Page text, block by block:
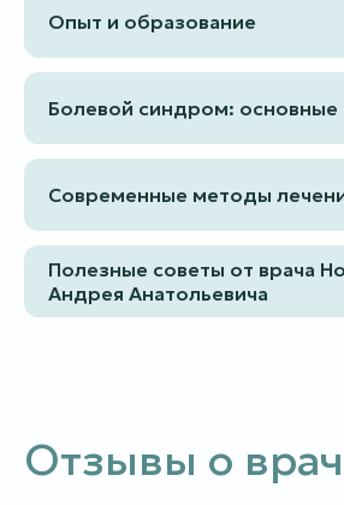
Опыт и образование
Болевой синдром: основные
Современные методы
Полезные советы от врача
Андрея Анатольевича
Отзывы о